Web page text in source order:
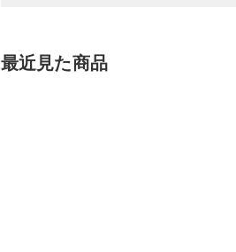
最近見た商品